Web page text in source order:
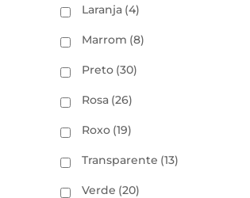
Laranja (4)
Marrom (8)
Preto (30)
Rosa (26)
Roxo (19)
Transparente (13)
Verde (20)